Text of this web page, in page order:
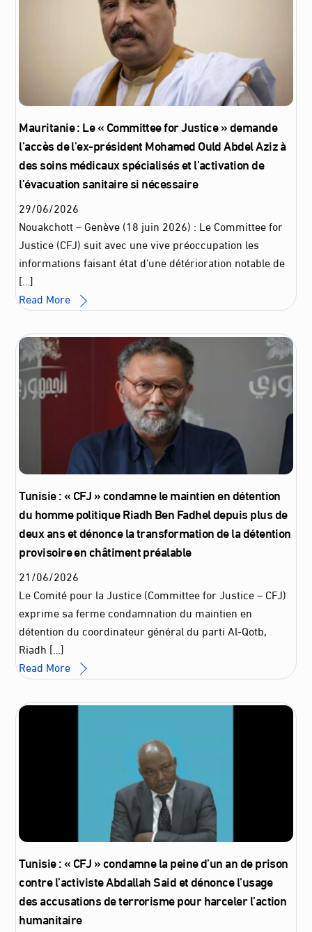
Mauritanie : Le « Committee for Justice » demande
l’accès de l’ex-président Mohamed Ould Abdel Aziz à
des soins médicaux spécialisés et l’activation de
l’évacuation sanitaire si nécessaire
29/06/2026
Nouakchott – Genève (18 juin 2026) : Le Committee for
Justice (CFJ) suit avec une vive préoccupation les
informations faisant état d’une détérioration notable de
[…]
Read More
Tunisie : « CFJ » condamne le maintien en détention
du homme politique Riadh Ben Fadhel depuis plus de
deux ans et dénonce la transformation de la détention
provisoire en châtiment préalable
21/06/2026
Le Comité pour la Justice (Committee for Justice – CFJ)
exprime sa ferme condamnation du maintien en
détention du coordinateur général du parti Al-Qotb,
Riadh […]
Read More
Tunisie : « CFJ » condamne la peine d’un an de prison
contre l’activiste Abdallah Said et dénonce l’usage
des accusations de terrorisme pour harceler l’action
humanitaire